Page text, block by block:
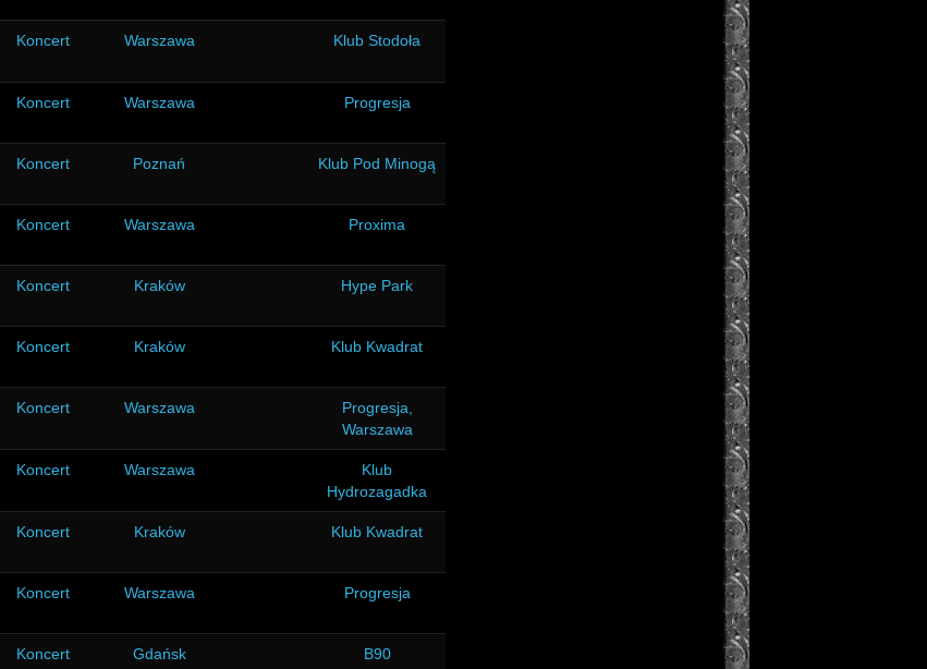
Koncert Warszawa Klub Stodoła
Koncert Warszawa Progresja
Koncert Poznań Klub Pod Minogą
Koncert Warszawa Proxima
Koncert Kraków Hype Park
Koncert Kraków Klub Kwadrat
Koncert Warszawa
Progresja,
Warszawa
Koncert Warszawa
Klub
Hydrozagadka
Koncert Kraków Klub Kwadrat
Koncert Warszawa Progresja
Koncert Gdańsk B90